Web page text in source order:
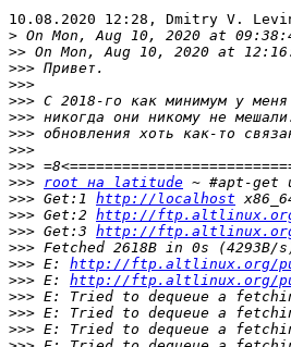
10.08.2020 12:28, Dmitry V.
>
>>
>>>
>>>
>>>
>>>
>>>
>>>
>>>
>>> root на latitude
>>> Get:1 http://localhost
>>> Get:2 http://
>>> Get:3 http://
>>>
>>> E: http://ftp.altlinux.org/
>>> E: http://ftp.altlinux.org/
>>>
>>>
>>>